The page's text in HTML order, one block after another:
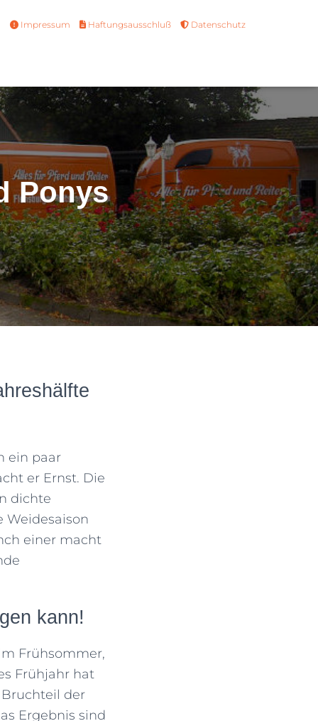
Impressum Haftungsausschluß Datenschutz
Ponys
ein paar
er Ernst. Die
dichte
Weidesaison
einer macht
kann!
Frühsommer,
Frühjahr hat
der
Ergebnis sind